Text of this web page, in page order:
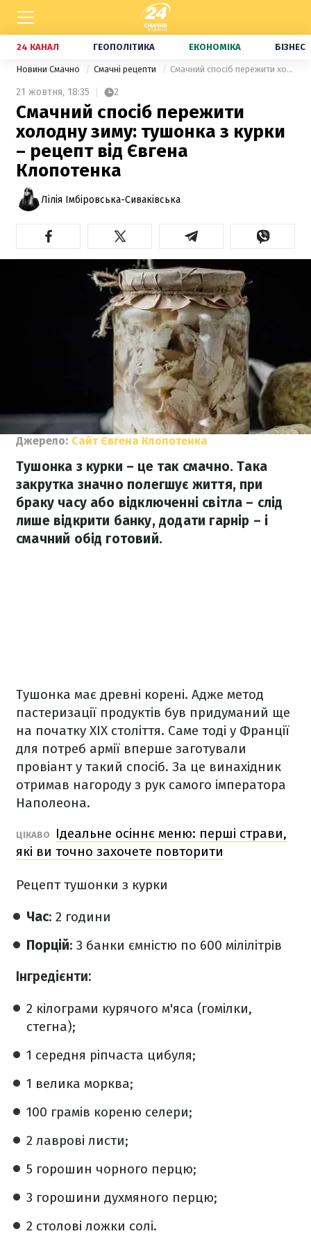
24 КАНАЛ ГЕОПОЛІТИКА ЕКОНОМІКА БІЗНЕС
Новини Смачно Смачні рецепти Смачний спосіб пережити холодну зиму: тушонка з курки – рецепт від Євгена Клопотенка
21 жовтня, 18:35 2
Смачний спосіб пережити
холодну зиму: тушонка з курки
– рецепт від Євгена
Клопотенка
Лілія Імбіровська-Сиваківська
Джерело: Сайт Євгена Клопотенка
Тушонка з курки – це так смачно. Така
закрутка значно полегшує життя, при
браку часу або відключенні світла – слід
лише відкрити банку, додати гарнір – і
смачний обід готовий.
Тушонка має древні корені. Адже метод
пастеризації продуктів був придуманий ще
на початку ХІХ століття. Саме тоді у Франції
для потреб армії вперше заготували
провіант у такий спосіб. За це винахідник
отримав нагороду з рук самого імператора
Наполеона.
ЦІКАВО
Ідеальне осіннє меню: перші страви,
які ви точно захочете повторити
Рецепт тушонки з курки
Час: 2 години
Порцій: 3 банки ємністю по 600 мілілітрів
Інгредієнти:
2 кілограми курячого м'яса (гомілки,
стегна);
1 середня ріпчаста цибуля;
1 велика морква;
100 грамів кореню селери;
2 лаврові листи;
5 горошин чорного перцю;
3 горошини духмяного перцю;
2 столові ложки солі.